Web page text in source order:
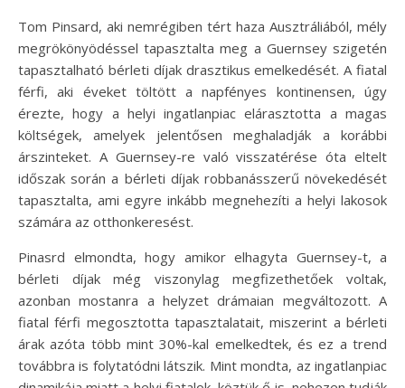
Tom Pinsard, aki nemrégiben tért haza Ausztráliából, mély
megrökönyödéssel tapasztalta meg a Guernsey szigetén
tapasztalható bérleti díjak drasztikus emelkedését. A fiatal
férfi, aki éveket töltött a napfényes kontinensen, úgy
érezte, hogy a helyi ingatlanpiac elárasztotta a magas
költségek, amelyek jelentősen meghaladják a korábbi
árszinteket. A Guernsey-re való visszatérése óta eltelt
időszak során a bérleti díjak robbanásszerű növekedését
tapasztalta, ami egyre inkább megnehezíti a helyi lakosok
számára az otthonkeresést.
Pinasrd elmondta, hogy amikor elhagyta Guernsey-t, a
bérleti díjak még viszonylag megfizethetőek voltak,
azonban mostanra a helyzet drámaian megváltozott. A
fiatal férfi megosztotta tapasztalatait, miszerint a bérleti
árak azóta több mint 30%-kal emelkedtek, és ez a trend
továbbra is folytatódni látszik. Mint mondta, az ingatlanpiac